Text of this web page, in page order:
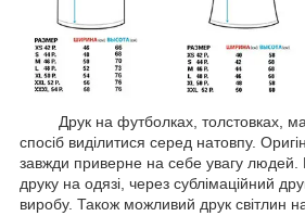
Друк на футболках, толстовках,
спосіб виділитися серед натовпу.
завжди приверне на себе увагу людей.
друку на одязі, через сублімаційний
виробу. Також можливий друк світлин